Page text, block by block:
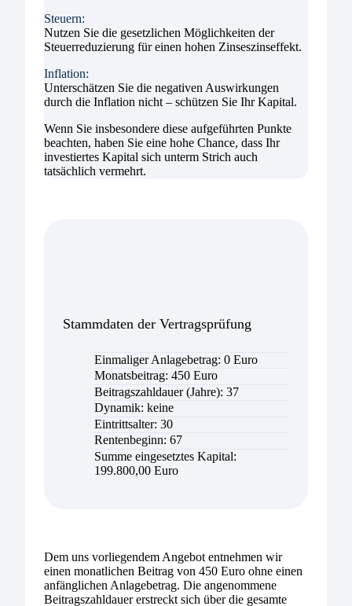
Steuern:
Nutzen Sie die gesetzlichen Möglichkeiten der
Steuerreduzierung für einen hohen Zinseszinseffekt.
Inflation:
Unterschätzen Sie die negativen Auswirkungen
durch die Inflation nicht – schützen Sie Ihr Kapital.
Wenn Sie insbesondere diese aufgeführten Punkte
beachten, haben Sie eine hohe Chance, dass Ihr
investiertes Kapital sich unterm Strich auch
tatsächlich vermehrt.
Stammdaten der Vertragsprüfung
Einmaliger Anlagebetrag: 0 Euro
Monatsbeitrag: 450 Euro
Beitragszahldauer (Jahre): 37
Dynamik: keine
Eintrittsalter: 30
Rentenbeginn: 67
Summe eingesetztes Kapital:
199.800,00 Euro
Dem uns vorliegendem Angebot entnehmen wir
einen monatlichen Beitrag von 450 Euro ohne einen
anfänglichen Anlagebetrag. Die angenommene
Beitragszahldauer erstreckt sich über die gesamte